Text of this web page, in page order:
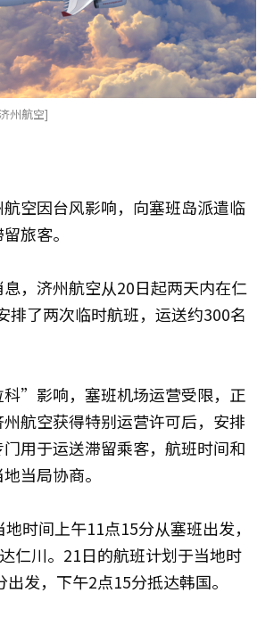
州航空]
空因台风影响，向塞班岛派遣临
旅客。
，济州航空从20日起两天内在仁
排了两次临时航班，运送约300名
”影响，塞班机场运营受限，正
航空获得特别运营许可后，安排
用于运送滞留乘客，航班时间和
当局协商。
时间上午11点15分从塞班出发，
仁川。21日的航班计划于当地时
发，下午2点15分抵达韩国。